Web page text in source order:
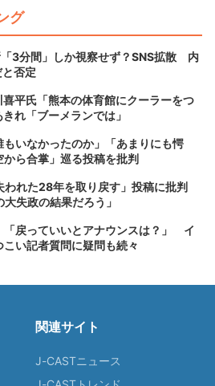
グ
3分間」しか視察せず？SNS拡散 内
否定
平氏「熊本の体育館にクーラーをつ
れ「ブーメランでは」
いなかったのか」「あまりにも愕
ら合掌」巡る投稿を批判
われた28年を取り戻す」投稿に批判
失政の結果だろう」
「戻っていいとアナウンスは？」 イ
い記者質問に疑問も続々
関連サイト
J-CASTニュース